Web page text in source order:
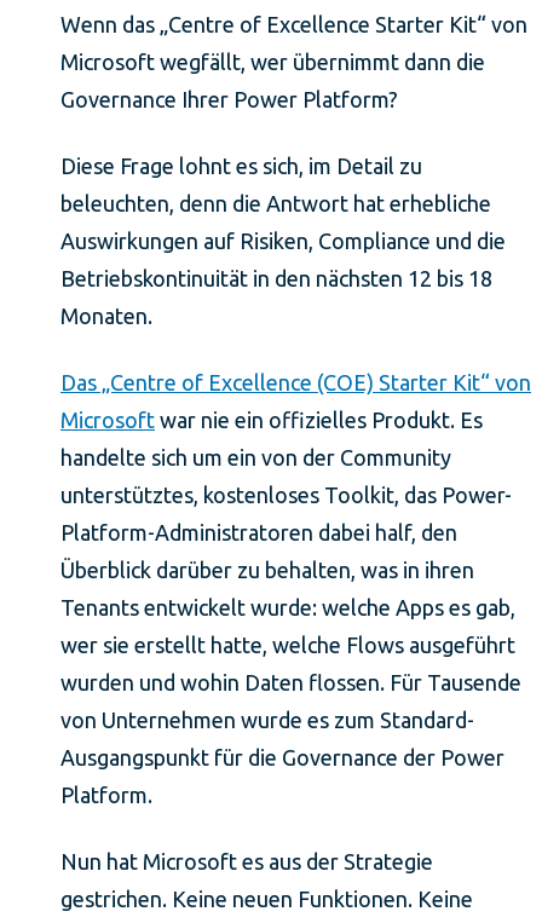
Wenn das „Centre of Excellence Starter Kit“ von
Microsoft wegfällt, wer übernimmt dann die
Governance Ihrer Power Platform?
Diese Frage lohnt es sich, im Detail zu
beleuchten, denn die Antwort hat erhebliche
Auswirkungen auf Risiken, Compliance und die
Betriebskontinuität in den nächsten 12 bis 18
Monaten.
Das „Centre of Excellence (COE) Starter Kit“ von
Microsoft war nie ein offizielles Produkt. Es
handelte sich um ein von der Community
unterstütztes, kostenloses Toolkit, das Power-
Platform-Administratoren dabei half, den
Überblick darüber zu behalten, was in ihren
Tenants entwickelt wurde: welche Apps es gab,
wer sie erstellt hatte, welche Flows ausgeführt
wurden und wohin Daten flossen. Für Tausende
von Unternehmen wurde es zum Standard-
Ausgangspunkt für die Governance der Power
Platform.
Nun hat Microsoft es aus der Strategie
gestrichen. Keine neuen Funktionen. Keine